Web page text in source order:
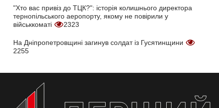
"Хто вас привіз до ТЦК?": історія колишнього директора
тернопільського аеропорту, якому не повірили у
військкоматі
2323
На Дніпропетровщині загинув солдат із Гусятинщини
2255